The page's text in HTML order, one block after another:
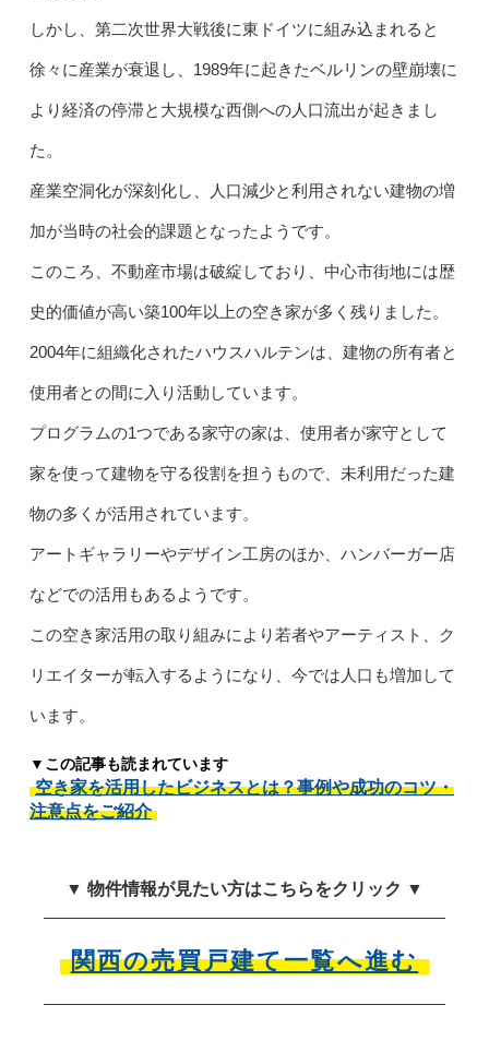
しかし、第二次世界大戦後に東ドイツに組み込まれると
徐々に産業が衰退し、1989年に起きたベルリンの壁崩壊に
より経済の停滞と大規模な西側への人口流出が起きまし
た。
産業空洞化が深刻化し、人口減少と利用されない建物の増
加が当時の社会的課題となったようです。
このころ、不動産市場は破綻しており、中心市街地には歴
史的価値が高い築100年以上の空き家が多く残りました。
2004年に組織化されたハウスハルテンは、建物の所有者と
使用者との間に入り活動しています。
プログラムの1つである家守の家は、使用者が家守として
家を使って建物を守る役割を担うもので、未利用だった建
物の多くが活用されています。
アートギャラリーやデザイン工房のほか、ハンバーガー店
などでの活用もあるようです。
この空き家活用の取り組みにより若者やアーティスト、ク
リエイターが転入するようになり、今では人口も増加して
います。
▼この記事も読まれています
空き家を活用したビジネスとは？事例や成功のコツ・
注意点をご紹介
▼ 物件情報が見たい方はこちらをクリック ▼
関西の売買戸建て一覧へ進む